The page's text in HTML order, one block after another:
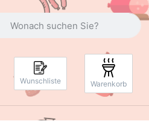
Sie einen Suchbegriff ein.
Wunschliste Warenkorb